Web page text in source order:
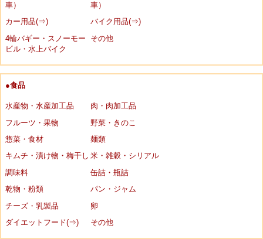
車）
車）
カー用品(⇒)
バイク用品(⇒)
4輪バギー・スノーモー
ビル・水上バイク
その他
●食品
水産物・水産加工品
肉・肉加工品
フルーツ・果物
野菜・きのこ
惣菜・食材
麺類
キムチ・漬け物・梅干し 米・雑穀・シリアル
調味料
缶詰・瓶詰
乾物・粉類
パン・ジャム
チーズ・乳製品
卵
ダイエットフード(⇒)
その他